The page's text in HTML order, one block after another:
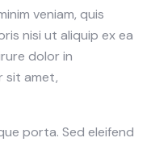
veniam, quis
nisi ut aliquip ex ea
dolor in
sit amet,
porta. Sed eleifend